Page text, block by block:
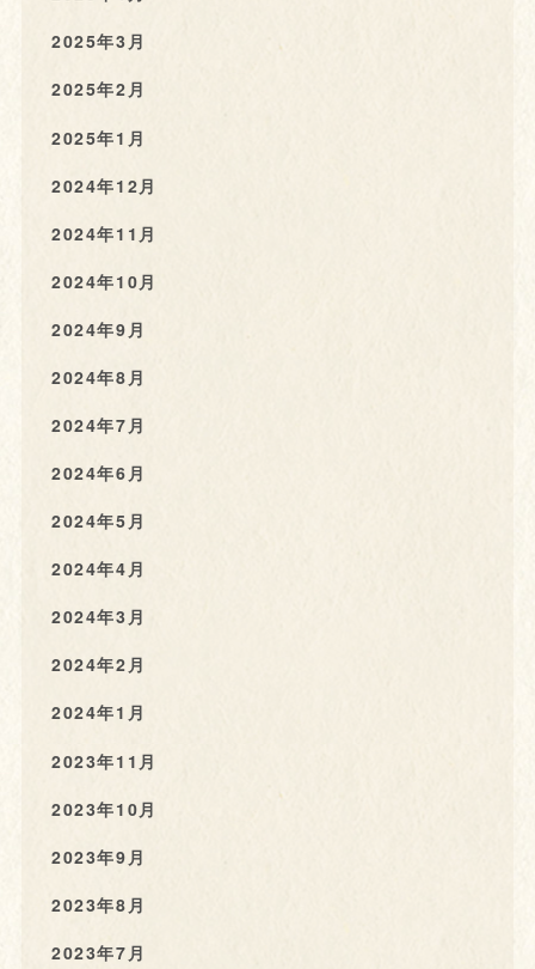
2025年3月
2025年2月
2025年1月
2024年12月
2024年11月
2024年10月
2024年9月
2024年8月
2024年7月
2024年6月
2024年5月
2024年4月
2024年3月
2024年2月
2024年1月
2023年11月
2023年10月
2023年9月
2023年8月
2023年7月